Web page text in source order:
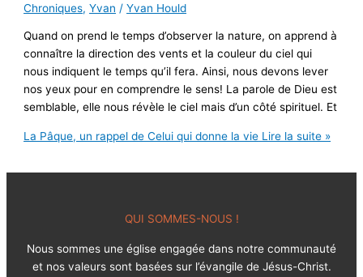
Chroniques,Yvan /Yvan Hould
Quand on prend le temps d’observer la nature, on apprend à
connaître la direction des vents et la couleur du ciel qui
nous indiquent le temps qu’il fera. Ainsi, nous devons lever
nos yeux pour en comprendre le sens! La parole de Dieu est
semblable, elle nous révèle le ciel mais d’un côté spirituel. Et
La Pâque, un rappel de Celui qui donne la vie Lire la suite »
QUI SOMMES-NOUS !
Nous sommes une église engagée dans notre communauté
et nos valeurs sont basées sur l’évangile de Jésus-Christ.